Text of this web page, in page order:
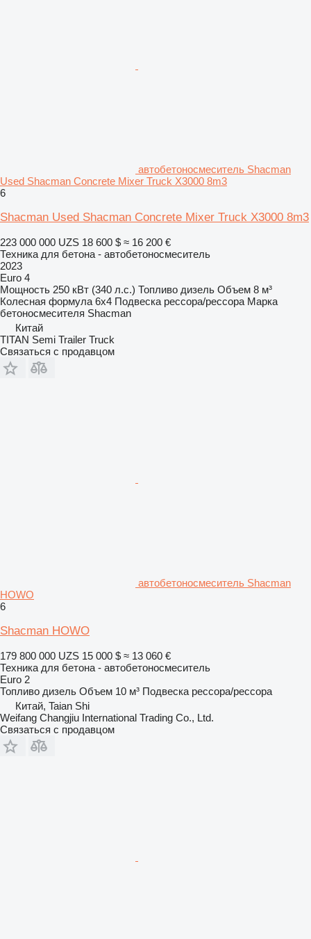
автобетоносмеситель Shacman
Used Shacman Concrete Mixer Truck X3000 8m3
6
Shacman Used Shacman Concrete Mixer Truck X3000 8m3
223 000 000 UZS 18 600 $ ≈ 16 200 €
Техника для бетона - автобетоносмеситель
2023
Euro 4
Мощность 250 кВт (340 л.с.) Топливо дизель Объем 8 м³
Колесная формула 6x4 Подвеска рессора/рессора Марка
бетоносмесителя Shacman
Китай
TITAN Semi Trailer Truck
Связаться с продавцом
автобетоносмеситель Shacman
HOWO
6
Shacman HOWO
179 800 000 UZS 15 000 $ ≈ 13 060 €
Техника для бетона - автобетоносмеситель
Euro 2
Топливо дизель Объем 10 м³ Подвеска рессора/рессора
Китай, Taian Shi
Weifang Changjiu International Trading Co., Ltd.
Связаться с продавцом